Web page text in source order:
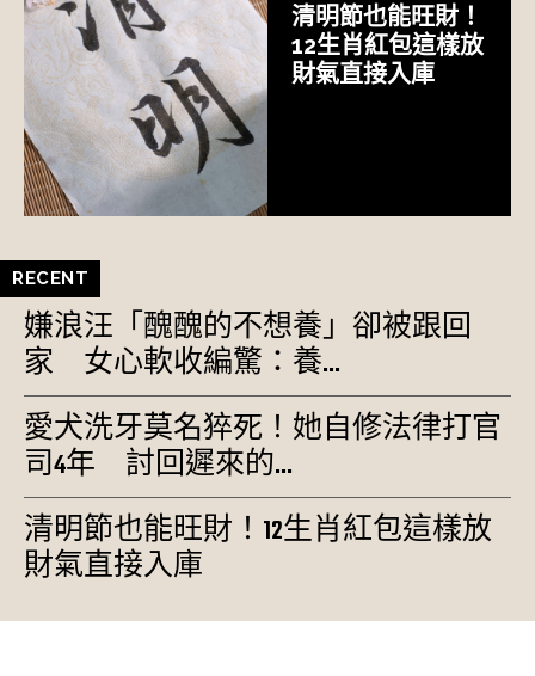
清明節也能旺財！
12生肖紅包這樣放
財氣直接入庫
RECENT
嫌浪汪「醜醜的不想養」卻被跟回
家 女心軟收編驚：養...
愛犬洗牙莫名猝死！她自修法律打官
司4年 討回遲來的...
清明節也能旺財！12生肖紅包這樣放
財氣直接入庫